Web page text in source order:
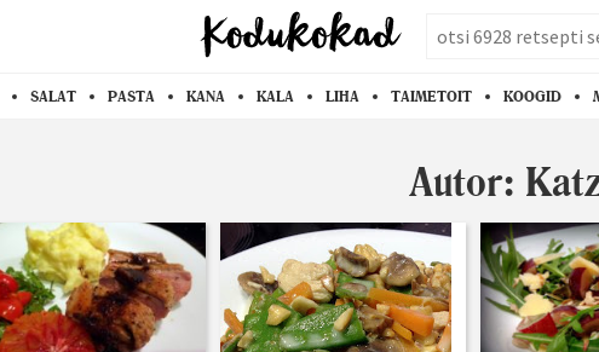
SALAT PASTA KANA KALA LIHA TAIMETOIT KOOGID
Autor: